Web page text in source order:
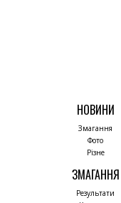
НОВИНИ
Змагання
Фото
Різне
ЗМАГАННЯ
Результати